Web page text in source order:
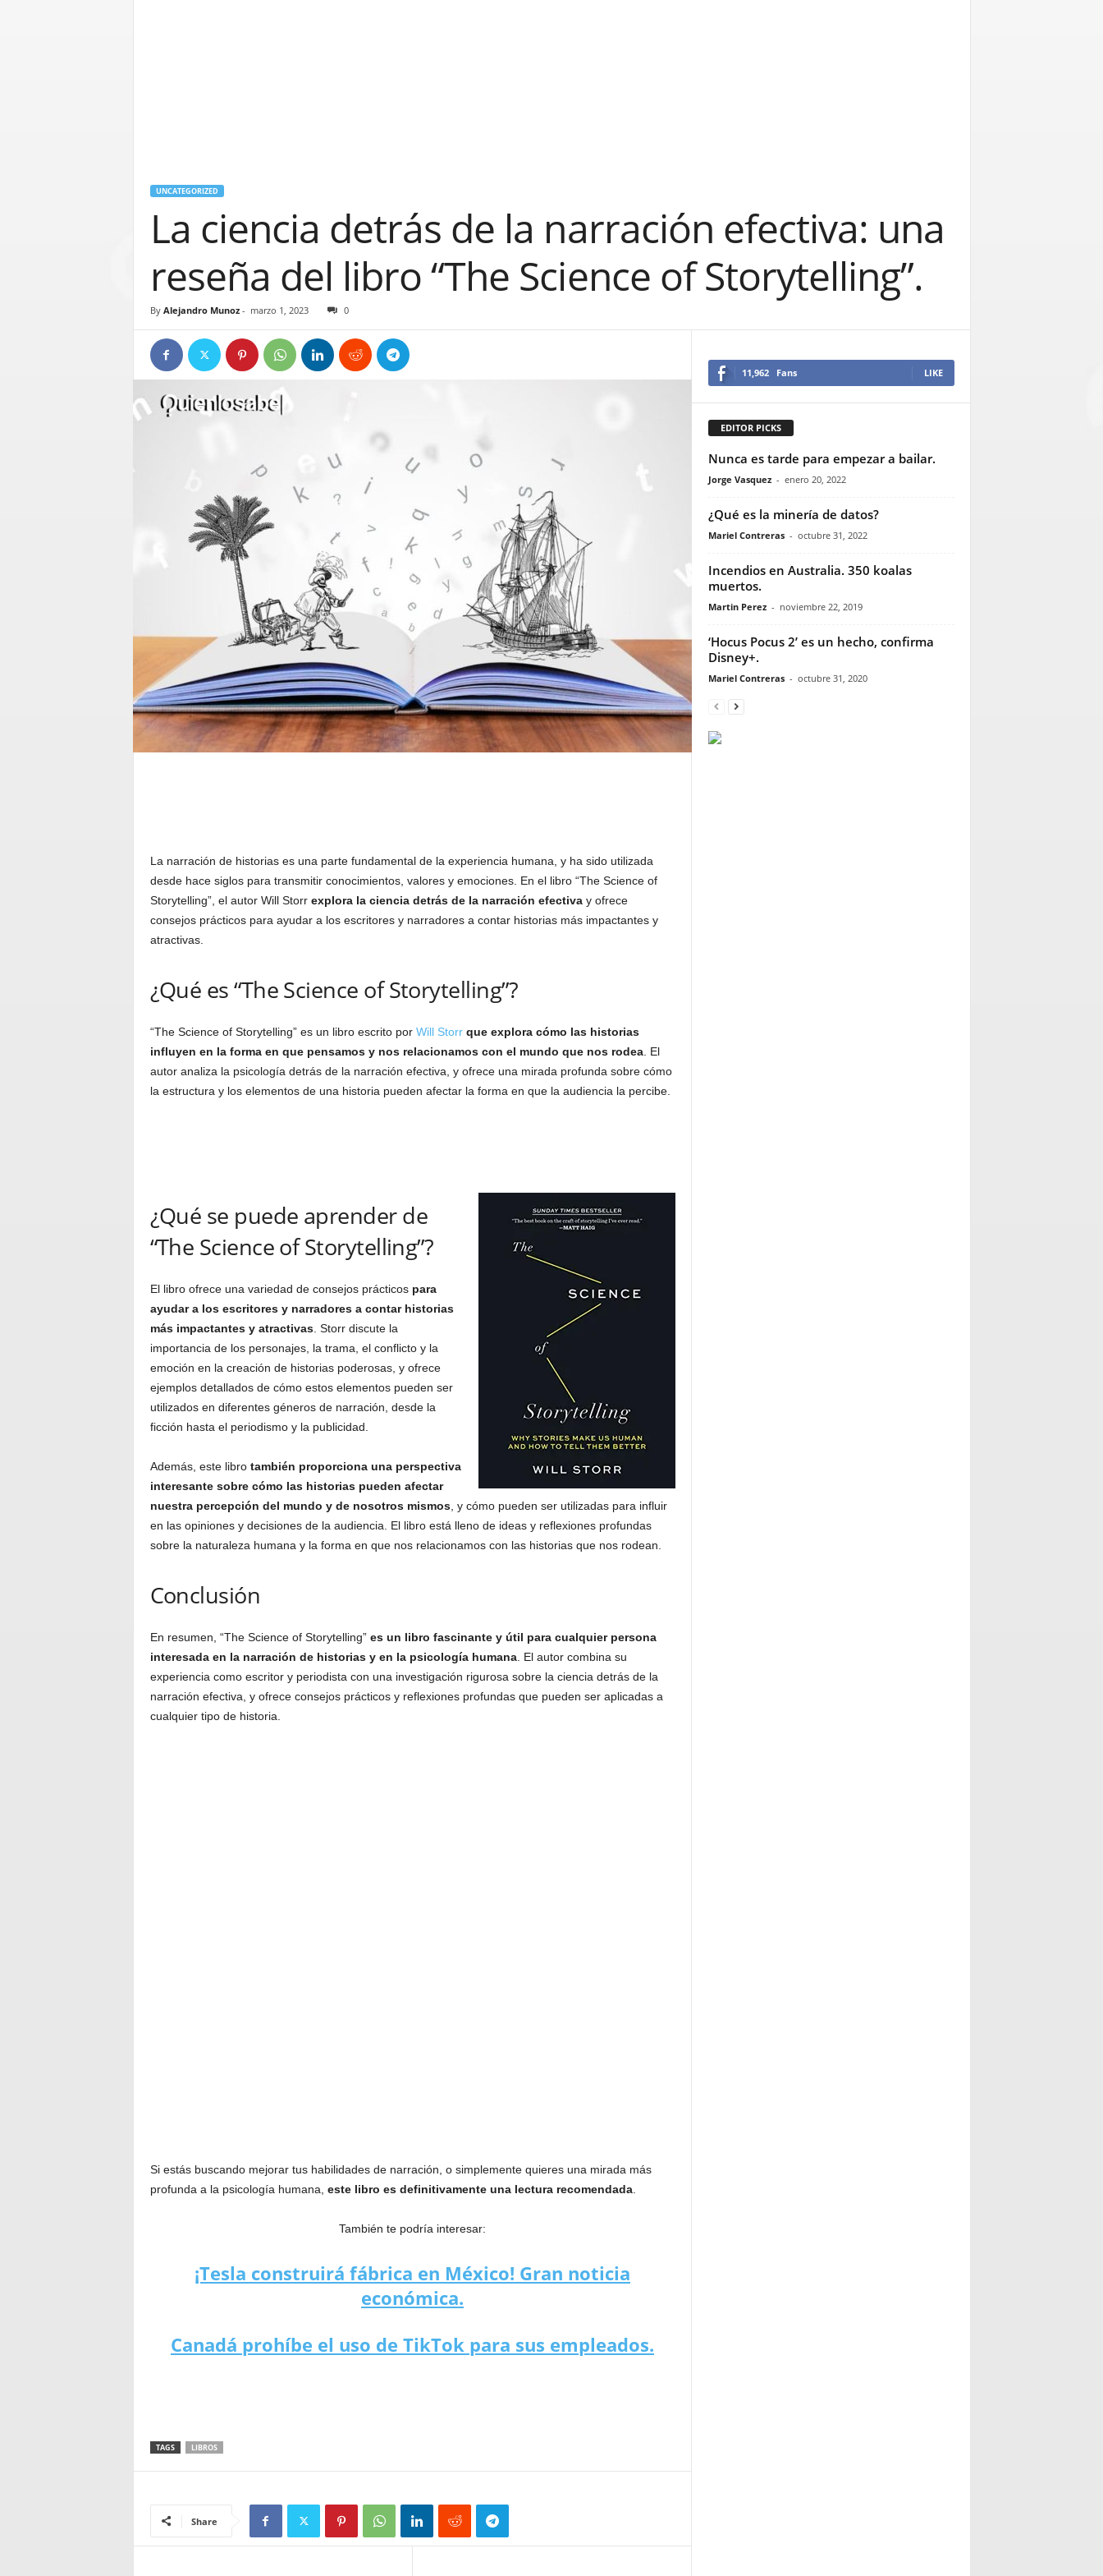
UNCATEGORIZED
La ciencia detrás de la narración efectiva: una
reseña del libro “The Science of Storytelling”.
By Alejandro Munoz- marzo 1, 2023 0
La narración de historias es una parte fundamental de la experiencia humana, y ha sido utilizada
desde hace siglos para transmitir conocimientos, valores y emociones. En el libro “The Science of
Storytelling”, el autor Will Storr explora la ciencia detrás de la narración efectivay ofrece
consejos prácticos para ayudar a los escritores y narradores a contar historias más impactantes y
atractivas.
¿Qué es “The Science of Storytelling”?
“The Science of Storytelling” es un libro escrito por Will Storr que explora cómo las historias
influyen en la forma en que pensamos y nos relacionamos con el mundo que nos rodea. El
autor analiza la psicología detrás de la narración efectiva, y ofrece una mirada profunda sobre cómo
la estructura y los elementos de una historia pueden afectar la forma en que la audiencia la percibe.
¿Qué se puede aprender de
“The Science of Storytelling”?
El libro ofrece una variedad de consejos prácticos para
ayudar a los escritores y narradores a contar historias
más impactantes y atractivas. Storr discute la
importancia de los personajes, la trama, el conflicto y la
emoción en la creación de historias poderosas, y ofrece
ejemplos detallados de cómo estos elementos pueden ser
utilizados en diferentes géneros de narración, desde la
ficción hasta el periodismo y la publicidad.
Además, este libro también proporciona una perspectiva
interesante sobre cómo las historias pueden afectar
nuestra percepción del mundo y de nosotros mismos, y cómo pueden ser utilizadas para influir
en las opiniones y decisiones de la audiencia. El libro está lleno de ideas y reflexiones profundas
sobre la naturaleza humana y la forma en que nos relacionamos con las historias que nos rodean.
Conclusión
En resumen, “The Science of Storytelling”es un libro fascinante y útil para cualquier persona
interesada en la narración de historias y en la psicología humana. El autor combina su
experiencia como escritor y periodista con una investigación rigurosa sobre la ciencia detrás de la
narración efectiva, y ofrece consejos prácticos y reflexiones profundas que pueden ser aplicadas a
cualquier tipo de historia.
Si estás buscando mejorar tus habilidades de narración, o simplemente quieres una mirada más
profunda a la psicología humana, este libro es definitivamente una lectura recomendada.
También te podría interesar:
¡Tesla construirá fábrica en México! Gran noticia
económica.
Canadá prohíbe el uso de TikTok para sus empleados.
TAGS LIBROS
Share
11,962 Fans LIKE
EDITOR PICKS
Nunca es tarde para empezar a bailar.
Jorge Vasquez - enero 20, 2022
¿Qué es la minería de datos?
Mariel Contreras - octubre 31, 2022
Incendios en Australia. 350 koalas
muertos.
Martin Perez - noviembre 22, 2019
‘Hocus Pocus 2’ es un hecho, confirma
Disney+.
Mariel Contreras - octubre 31, 2020